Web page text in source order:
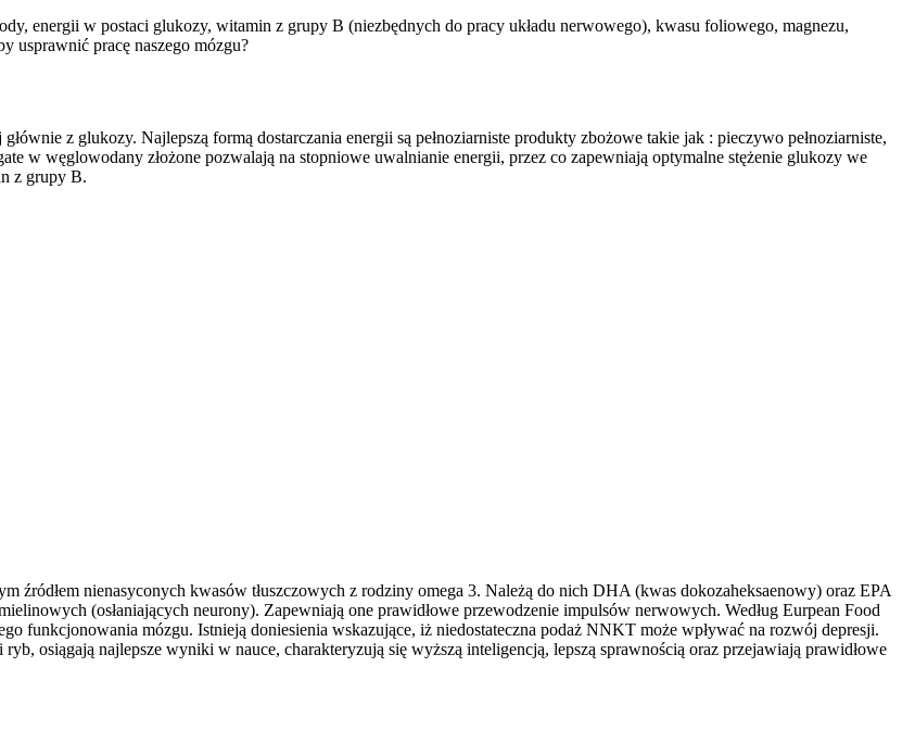
energii w postaci glukozy, witamin z grupy B (niezbędnych do pracy układu nerwowego), kwasu foliowego, magnezu,
usprawnić pracę naszego mózgu?
z glukozy. Najlepszą formą dostarczania energii są pełnoziarniste produkty zbożowe takie jak : pieczywo pełnoziarniste,
w węglowodany złożone pozwalają na stopniowe uwalnianie energii, przez co zapewniają optymalne stężenie glukozy we
z grupy B.
źródłem nienasyconych kwasów tłuszczowych z rodziny omega 3. Należą do nich DHA (kwas dokozaheksaenowy) oraz EPA
(osłaniających neurony). Zapewniają one prawidłowe przewodzenie impulsów nerwowych. Według Eurpean Food
funkcjonowania mózgu. Istnieją doniesienia wskazujące, iż niedostateczna podaż NNKT może wpływać na rozwój depresji.
osiągają najlepsze wyniki w nauce, charakteryzują się wyższą inteligencją, lepszą sprawnością oraz przejawiają prawidłowe